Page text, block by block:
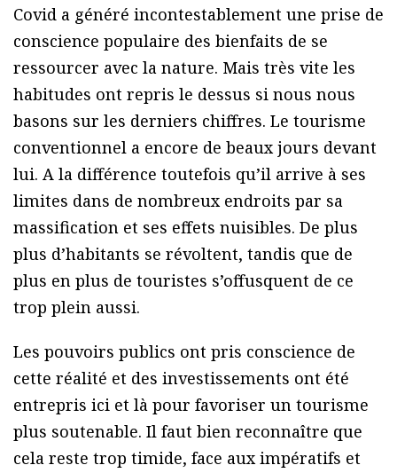
Covid a généré incontestablement une prise de
conscience populaire des bienfaits de se
ressourcer avec la nature. Mais très vite les
habitudes ont repris le dessus si nous nous
basons sur les derniers chiffres. Le tourisme
conventionnel a encore de beaux jours devant
lui. A la différence toutefois qu’il arrive à ses
limites dans de nombreux endroits par sa
massification et ses effets nuisibles. De plus
plus d’habitants se révoltent, tandis que de
plus en plus de touristes s’offusquent de ce
trop plein aussi.
Les pouvoirs publics ont pris conscience de
cette réalité et des investissements ont été
entrepris ici et là pour favoriser un tourisme
plus soutenable. Il faut bien reconnaître que
cela reste trop timide, face aux impératifs et